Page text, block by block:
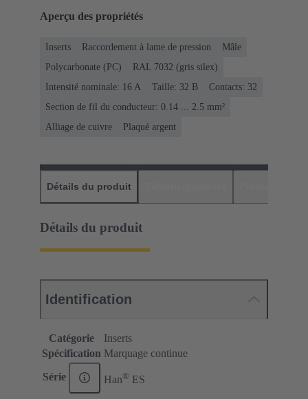
Aperçu des propriétés
Inserts Raccordement à lame de pression
Mâle
Polycarbonate (PC)
RAL 7032 (gris silex)
Intensité nominale: ‌16 A
Taille: 32 B
Contacts: 32
Section de fil du conducteur: 0.14 ... 2.5 mm²
Alliage de cuivre
Plaqué argent
Détails du produit
Détails du produit
Identification
Catégorie
Inserts
Spécification Marquage continue
Série Han® ES